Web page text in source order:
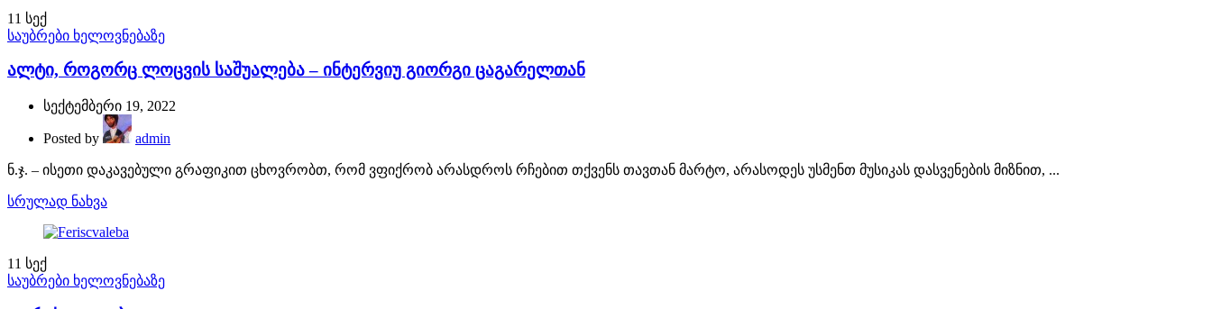
11 სექ
საუბრები ხელოვნებაზე
ალტი, როგორც ლოცვის საშუალება – ინტერვიუ გიორგი ცაგარელთან
სექტემბერი 19, 2022
Posted by admin
ნ.ჯ. – ისეთი დაკავებული გრაფიკით ცხოვრობთ, რომ ვფიქრობ არასდროს რჩებით თქვენს თავთან მარტო, არასოდეს უსმენთ მუსიკას დასვენების მიზნით, ...
სრულად ნახვა
11 სექ
საუბრები ხელოვნებაზე